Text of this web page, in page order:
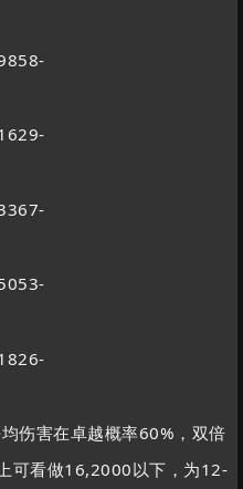
伤害在卓越概率60%，双倍
可看做16,2000以下，为12-